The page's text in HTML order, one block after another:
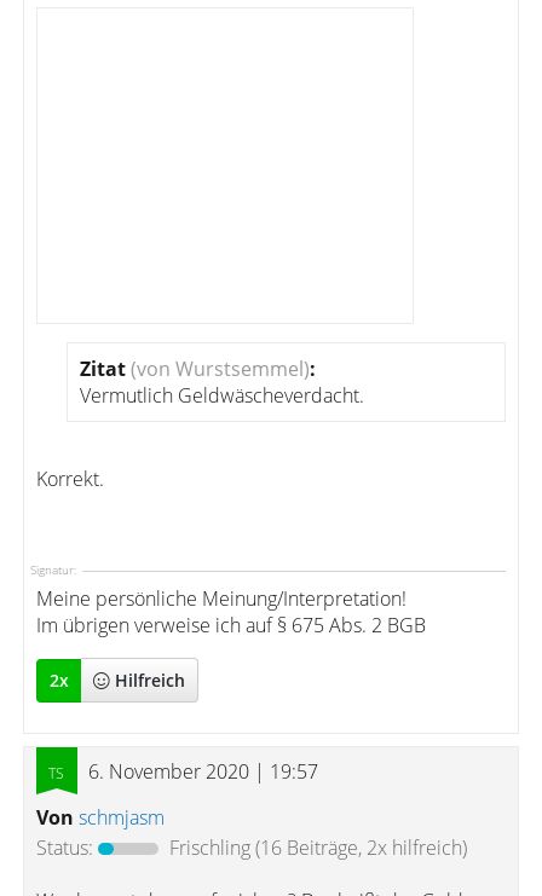
Zitat(von Wurstsemmel):
Vermutlich Geldwäscheverdacht.
Korrekt.
Signatur:
Meine persönliche Meinung/Interpretation!
Im übrigen verweise ich auf § 675 Abs. 2 BGB
2x Hilfreich
6. November 2020 | 19:57
Von schmjasm
Status:
Frischling(16 Beiträge, 2x hilfreich)